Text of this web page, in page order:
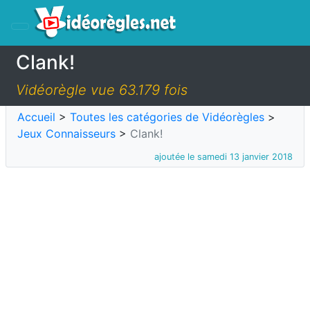
Clank!
Vidéorègle vue 63.179 fois
Accueil > Toutes les catégories de Vidéorègles >
Jeux Connaisseurs > Clank!
ajoutée le samedi 13 janvier 2018